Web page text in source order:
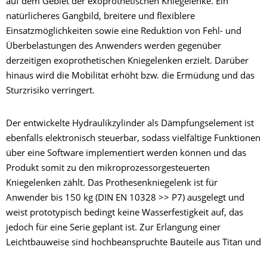
auf dem Gebiet der exoprothetischen Kniegelenke. Ein
natürlicheres Gangbild, breitere und flexiblere
Einsatzmöglichkeiten sowie eine Reduktion von Fehl- und
Überbelastungen des Anwenders werden gegenüber
derzeitigen exoprothetischen Kniegelenken erzielt. Darüber
hinaus wird die Mobilität erhöht bzw. die Ermüdung und das
Sturzrisiko verringert.
Der entwickelte Hydraulikzylinder als Dämpfungselement ist
ebenfalls elektronisch steuerbar, sodass vielfältige Funktionen
über eine Software implementiert werden können und das
Produkt somit zu den mikroprozessorgesteuerten
Kniegelenken zählt. Das Prothesenkniegelenk ist für
Anwender bis 150 kg (DIN EN 10328 >> P7) ausgelegt und
weist prototypisch bedingt keine Wasserfestigkeit auf, das
jedoch für eine Serie geplant ist. Zur Erlangung einer
Leichtbauweise sind hochbeanspruchte Bauteile aus Titan und